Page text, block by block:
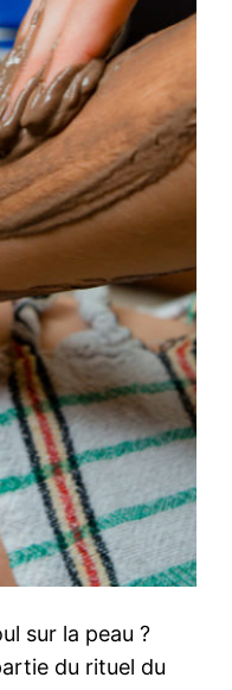
sur la peau ?
du rituel du